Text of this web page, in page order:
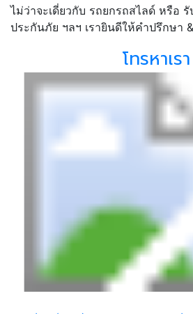
ไม่ว่าจะเดี่ยวกับ รถยกรถสไลด์ หรือ
ประกันภัย ฯลฯ เรายินดีให้คำปรึกษา
โทรหาเรา